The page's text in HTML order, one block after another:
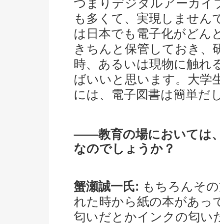
つまりデジタルアーカイ
も多くて、実現しません
は日本でも電子化がどん
きちんと保管しておき、
時、あるいは現物に触れ
ばいいと思います。大学
には、電子図書は簡単だ
――教育の場においては
なのでしょうか？
蟹瀬誠一氏: もちろんそ
れた時から紙の本があっ
匂いだとかインクの匂い